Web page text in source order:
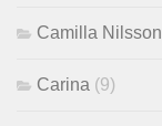
Camilla Nilsson
Carina (9)